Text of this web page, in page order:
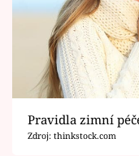
Horoskopy
Sledujte prima+
Filmový
Pořady
Pravidla zimní
Zdroj: thinkstock.com